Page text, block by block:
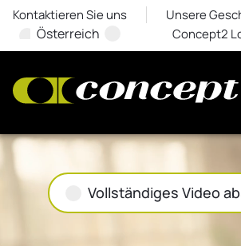
Kontaktieren Sie uns Unsere
Österreich Concept2
Vollständiges Video